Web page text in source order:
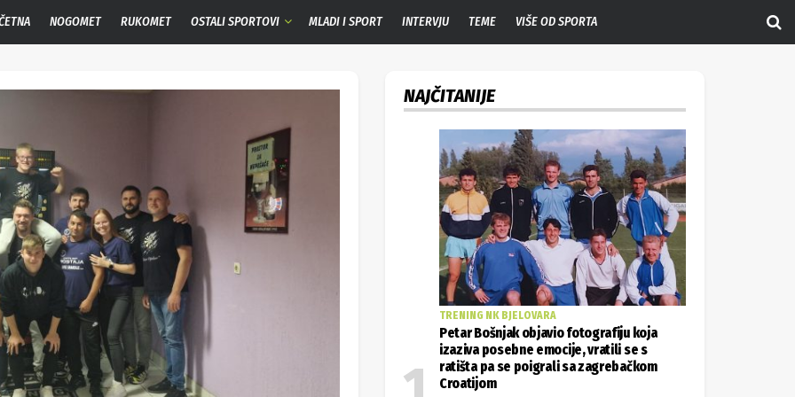
NOGOMET RUKOMET OSTALI SPORTOVI MLADI I SPORT INTERVJU TEME VIŠE OD SPORTA
NAJČITANIJE
TRENING NK BJELOVARA
Petar Bošnjak objavio fotografiju koja
izaziva posebne emocije, vratili se s
ratišta pa se poigrali sa zagrebačkom
Croatijom